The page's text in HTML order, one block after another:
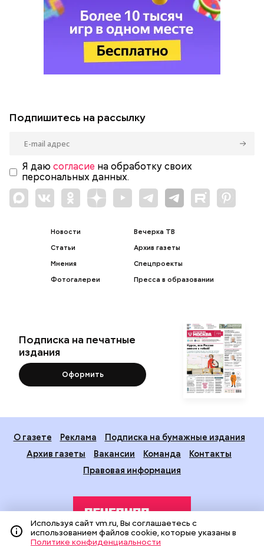
Подпишитесь на рассылку
Я даю согласие на обработку своих
персональных данных.
Новости
Статьи
Мнения
Фотогалереи
Вечерка ТВ
Архив газеты
Спецпроекты
Пресса в образовании
Подписка на печатные
издания
Оформить
О газете Реклама
Подписка на бумажные издания
Архив газеты
Вакансии Команда
Контакты
Правовая информация
Используя сайт vm.ru, Вы соглашаетесь с
использованием файлов cookie, которые указаны в
Политике конфиденциальности